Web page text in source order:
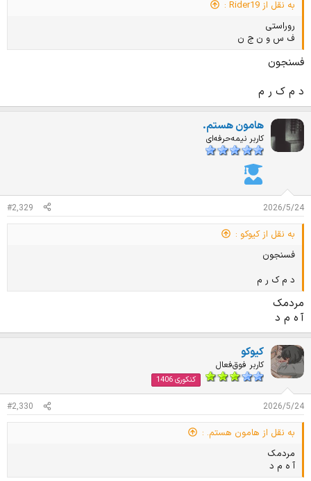
به نقل از Rider19 :
روراستی
ف س و ن ج ن
فسنجون
د م ک ر م
هامون هستم.
کاربر نیمه‌حرفه‌ای
2026/5/24
#2,329
به نقل از کیوکو :
فسنجون
د م ک ر م
مردمک
آ ه م د
کیوکو
کاربر فوق‌فعال
کنکوری 1406
2026/5/24
#2,330
به نقل از هامون هستم. :
مردمک
آ ه م د